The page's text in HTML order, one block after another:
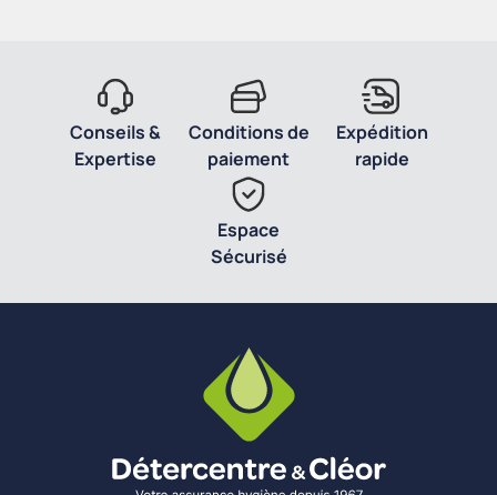
Conseils &
Expertise
Conditions de
paiement
Expédition
rapide
Espace
Sécurisé